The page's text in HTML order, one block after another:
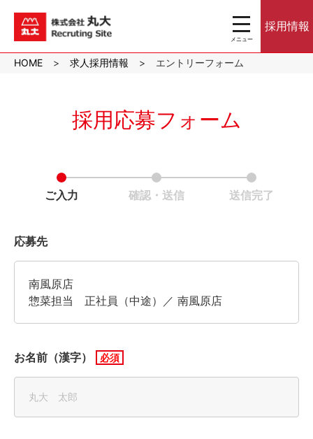
沖縄のスーパーマ
ーケット株式会社
toggle
navigation
メニュー
採用情報
HOME 求人採用情報 エントリーフォーム
採用応募フォーム
ご入力 確認・送信 送信完了
応募先
南風原店
惣菜担当 正社員（中途）／ 南風原店
お名前（漢字）